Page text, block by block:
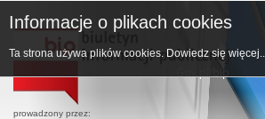
prowadzony przez:
Informacje o plikach cookies
Ta strona używa plików cookies. Dowiedz się więcej...